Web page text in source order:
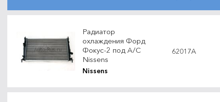
Радиатор
охлаждения Форд
Фокус-2 под A/C
Nissens
Nissens
62017A